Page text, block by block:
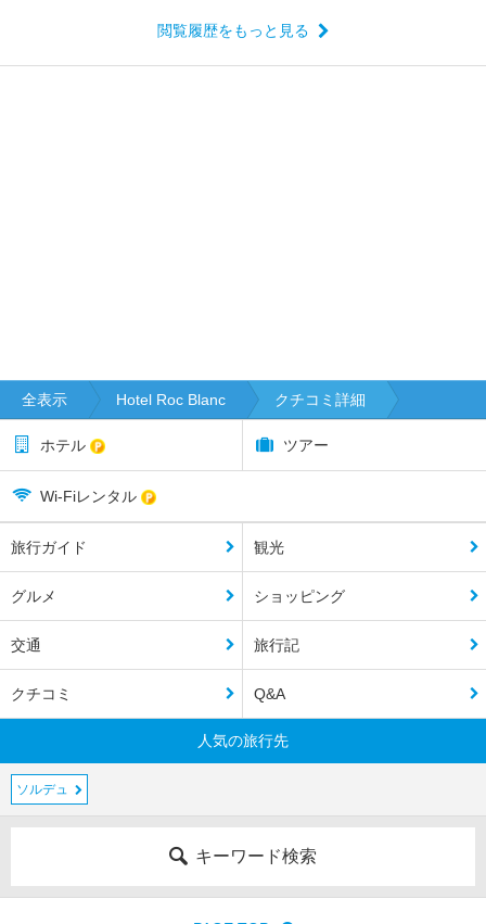
閲覧履歴をもっと見る
全表示 Hotel Roc Blanc クチコミ詳細
ホテル ツアー
Wi-Fiレンタル
旅行ガイド 観光
グルメ ショッピング
交通 旅行記
クチコミ Q&A
人気の旅行先
ソルデュ
キーワード検索